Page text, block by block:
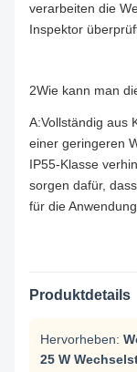
verarbeiten die
Inspektor
2Wie kann man
A:Vollständig aus
einer geringeren
IP55-Klasse
sorgen dafür,
für die
Produktdetails
Hervorheben:
25 W